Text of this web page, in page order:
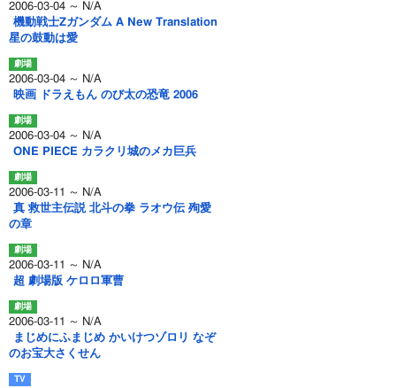
2006-03-04 ～ N/A
機動戦士Zガンダム A New Translation
星の鼓動は愛
2006-03-04 ～ N/A
映画 ドラえもん のび太の恐竜 2006
2006-03-04 ～ N/A
ONE PIECE カラクリ城のメカ巨兵
2006-03-11 ～ N/A
真 救世主伝説 北斗の拳 ラオウ伝 殉愛
の章
2006-03-11 ～ N/A
超 劇場版 ケロロ軍曹
2006-03-11 ～ N/A
まじめにふまじめ かいけつゾロリ なぞ
のお宝大さくせん